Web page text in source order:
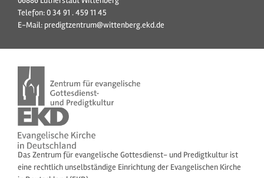
Telefon:0 34 91 . 459 11 45
E-Mail: predigtzentrum@wittenberg.ekd.de
Das Zentrum für evangelische Gottesdienst- und Predigtkultur ist
eine rechtlich unselbständige Einrichtung der Evangelischen Kirche